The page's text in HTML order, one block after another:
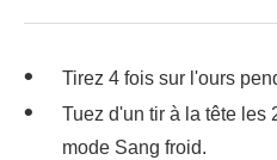
Tirez 4 fois sur l'ours
Tuez d'un tir à la tête les
mode Sang froid.